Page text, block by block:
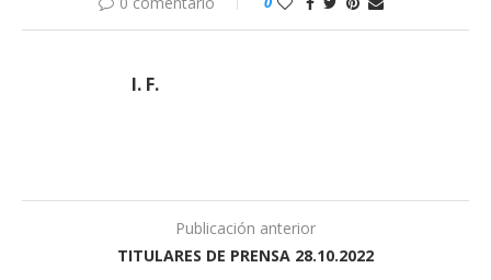
I. F.
Publicación anterior
TITULARES DE PRENSA 28.10.2022